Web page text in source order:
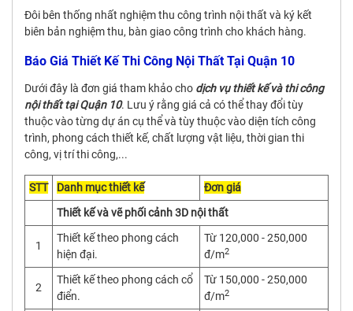
Đôi bên thống nhất nghiệm thu công trình nội thất và ký kết
biên bản nghiệm thu, bàn giao công trình cho khách hàng.
Báo Giá Thiết Kế Thi Công Nội Thất Tại Quận 10
Dưới đây là đơn giá tham khảo cho dịch vụ thiết kế và thi công
nội thất tại Quận 10. Lưu ý rằng giá cả có thể thay đổi tùy
thuộc vào từng dự án cụ thể và tùy thuộc vào diện tích công
trình, phong cách thiết kế, chất lượng vật liệu, thời gian thi
công, vị trí thi công,...
STT Danh mục thiết kế
Đơn giá
Thiết kế và vẽ phối cảnh 3D nội thất
1
Thiết kế theo phong cách
hiện đại.
Từ 120,000 - 250,000
đ/m2
2
Thiết kế theo phong cách cổ
điển.
Từ 150,000 - 250,000
đ/m2